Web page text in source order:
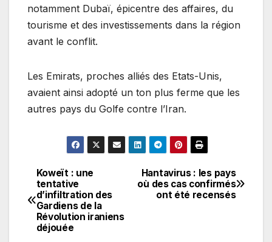
notamment Dubaï, épicentre des affaires, du
tourisme et des investissements dans la région
avant le conflit.
Les Emirats, proches alliés des Etats-Unis,
avaient ainsi adopté un ton plus ferme que les
autres pays du Golfe contre l’Iran.
Navigation
de
l’article
Hantavirus : les pays
où des cas confirmés
ont été recensés
Koweït : une
tentative
d’infiltration des
Gardiens de la
Révolution iraniens
déjouée